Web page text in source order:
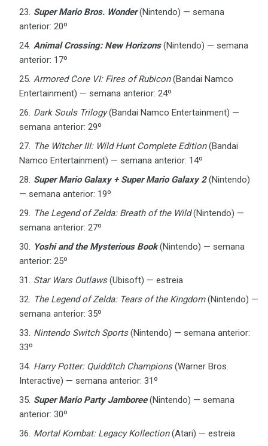
Super Mario Bros. Wonder(Nintendo) — semana
anterior: 20º
Animal Crossing: New Horizons(Nintendo) — semana
anterior: 17º
Armored Core VI: Fires of Rubicon(Bandai Namco
Entertainment) — semana anterior: 24º
Dark Souls Trilogy(Bandai Namco Entertainment) —
semana anterior: 29º
The Witcher III: Wild Hunt Complete Edition(Bandai
Namco Entertainment) — semana anterior: 14º
Super Mario Galaxy + Super Mario Galaxy 2(Nintendo)
— semana anterior: 19º
The Legend of Zelda: Breath of the Wild(Nintendo) —
semana anterior: 27º
Yoshi and the Mysterious Book(Nintendo) — semana
anterior: 25º
Star Wars Outlaws(Ubisoft) — estreia
The Legend of Zelda: Tears of the Kingdom(Nintendo) —
semana anterior: 35º
Nintendo Switch Sports(Nintendo) — semana anterior:
33º
Harry Potter: Quidditch Champions(Warner Bros.
Interactive) — semana anterior: 31º
Super Mario Party Jamboree(Nintendo) — semana
anterior: 30º
Mortal Kombat: Legacy Kollection(Atari) — estreia